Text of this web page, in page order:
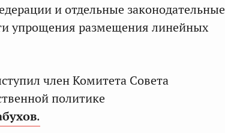
и отдельные законодательные
упрощения размещения линейных
член Комитета Совета
политике
.